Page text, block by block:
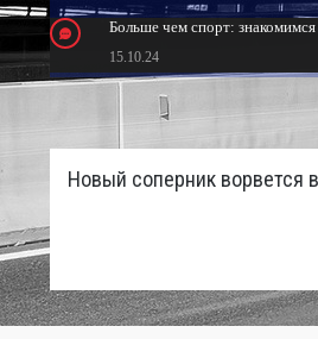
Больше чем спорт:
15.10.24
Тюнинг Mitsubishi Eclipse.